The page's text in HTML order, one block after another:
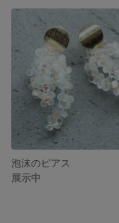
泡沫のピアス
展示中